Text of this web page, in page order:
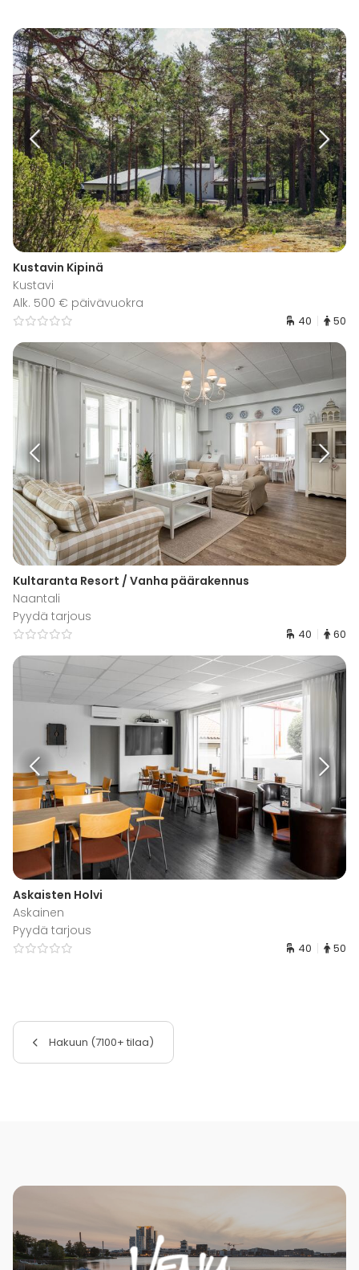
Kustavin Kipinä
Kustavi
Alk. 500 € päivävuokra
40 50
Kultaranta Resort / Vanha päärakennus
Naantali
Pyydä tarjous
40 60
Askaisten Holvi
Askainen
Pyydä tarjous
40 50
Hakuun (7100+ tilaa)